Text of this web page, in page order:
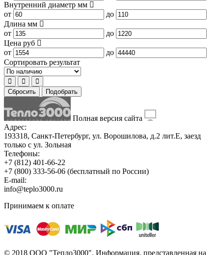
Внутренний диаметр мм
от
до
Длина мм
от
до
Цена руб
от
до
Сортировать результат
Сбросить Подобрать
Полная версия сайта
Адрес:
193318, Санкт-Петербург, ул. Ворошилова, д.2 лит.Е, заезд
только с ул. Зольная
Телефоны:
+7 (812) 401-66-22
+7 (800) 333-56-06 (бесплатный по России)
E-mail:
info@teplo3000.ru
Принимаем к оплате
© 2018 ООО "Тепло3000". Информация, представленная на